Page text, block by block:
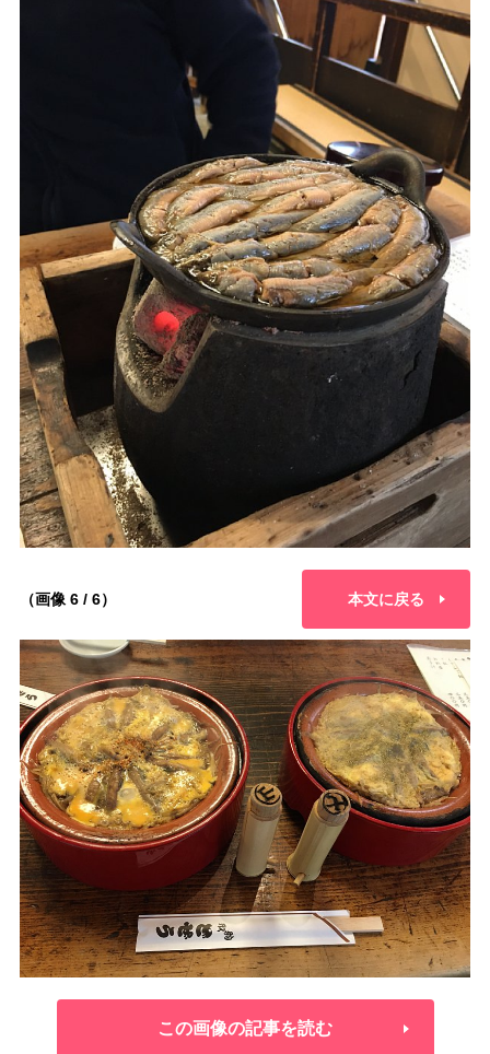
（画像 6 / 6） 本文に戻る
この画像の記事を読む